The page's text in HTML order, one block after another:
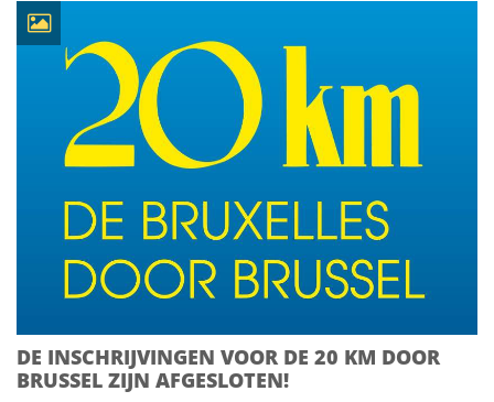
DE INSCHRIJVINGEN VOOR DE 20 KM DOOR
BRUSSEL ZIJN AFGESLOTEN!